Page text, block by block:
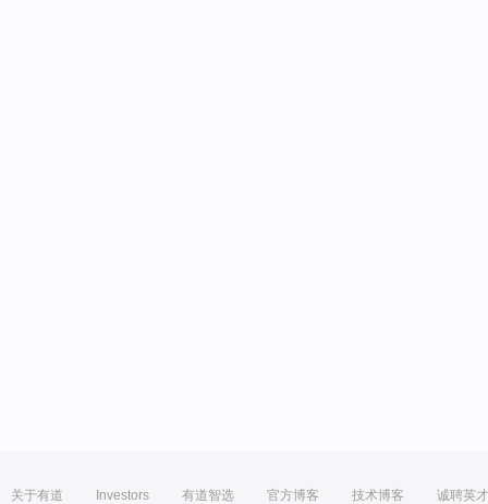
关于有道 Investors 有道智选 官方博客 技术博客 诚聘英才